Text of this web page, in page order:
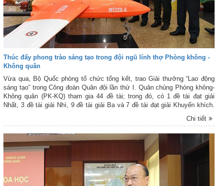
Thúc đẩy phong trào sáng tạo trong đội ngũ lính thợ Phòng không -
Không quân
Vừa qua, Bộ Quốc phòng tổ chức tổng kết, trao Giải thưởng “Lao động
sáng tạo” trong Công đoàn Quân đội lần thứ I. Quân chủng Phòng không-
Không quân (PK-KQ) tham gia 44 đề tài; trong đó, có 1 đề tài đạt giải
Nhất, 3 đề tài giải Nhì, 9 đề tài giải Ba và 7 đề tài đạt giải Khuyến khích.
những tập thể, cá nhân có những công trình lao động sáng tạo tiêu biểu,
mơ, hoài bão, đam mê sáng tạo của những người lính thợ Quân chủng
trong huấn luyện, sẵn sàng chiến đấu, lao động sản xuất, bảo đảm kỹ
thuật và học tập công tác.
Chi tiết